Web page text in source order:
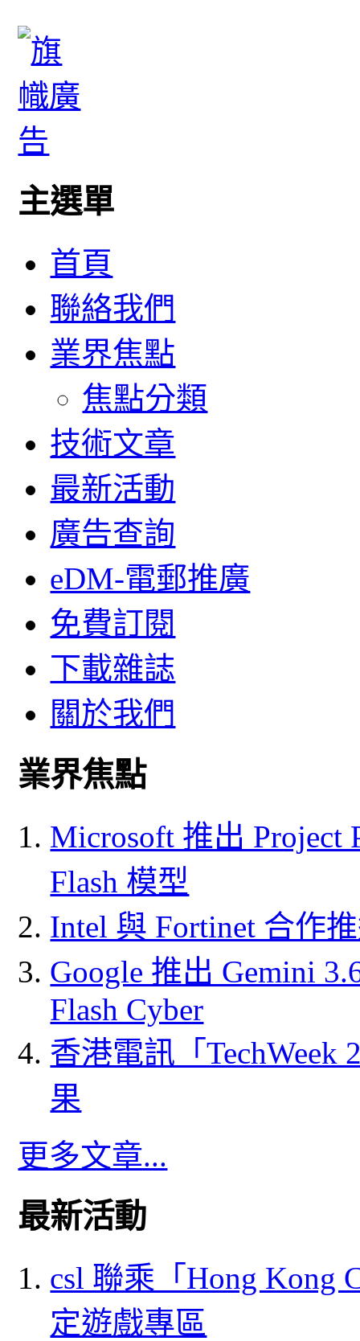
主選單
首頁
聯絡我們
業界焦點
焦點分類
技術文章
最新活動
廣告查詢
eDM-電郵推廣
免費訂閱
下載雜誌
關於我們
業界焦點
Microsoft 推出 Project
Flash 模型
Intel 與 Fortinet 合作
Google 推出 Gemini
Flash Cyber
香港電訊「
果
更多文章...
最新活動
csl 聯乘「Hong Kong
定遊戲專區